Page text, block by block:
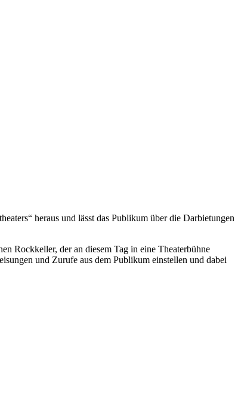
heraus und lässt das Publikum über die Darbietungen
Rockkeller, der an diesem Tag in eine Theaterbühne
und Zurufe aus dem Publikum einstellen und dabei